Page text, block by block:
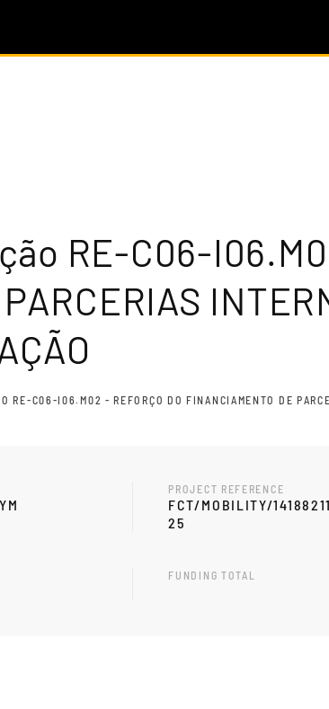
RE-C06-
RE-C06-I06.M02 - REFORÇO DO FINANCIAMENTO DE
PROJECT REFERENCE
FCT/MOBILITY/
25
FUNDING TOTAL